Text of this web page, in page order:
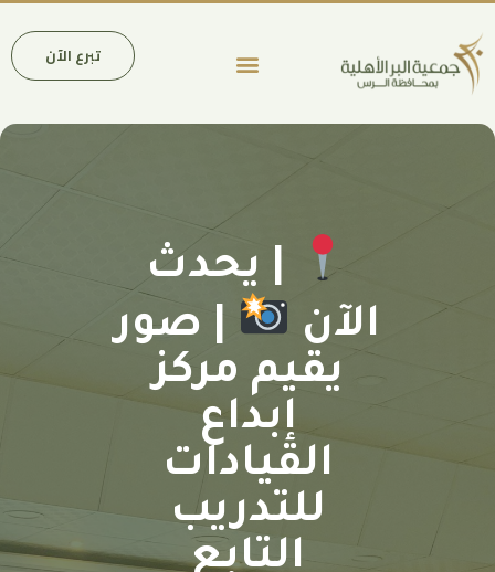
| يحدث
| صور
يقيم مركز
إبداع
القيادات
للتدريب
التابع